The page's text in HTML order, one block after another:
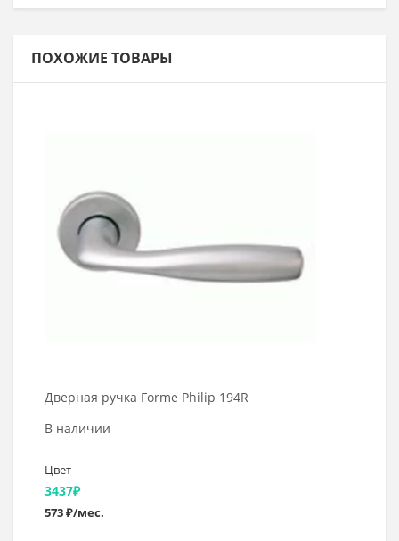
ПОХОЖИЕ ТОВАРЫ
Дверная ручка Forme Philip 194R
В наличии
Цвет
3437₽
573 ₽/мес.